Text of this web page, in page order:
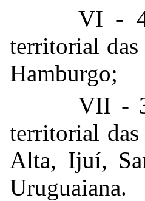
VI -
territorial das
Hamburgo;
VII -
territorial das
Alta, Ijuí,
Uruguaiana.